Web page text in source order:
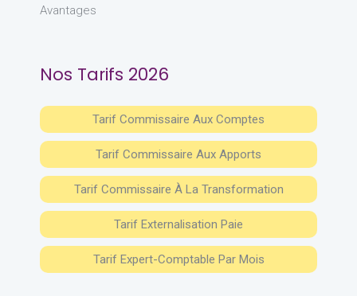
Avantages
Nos Tarifs 2026
Tarif Commissaire Aux Comptes
Tarif Commissaire Aux Apports
Tarif Commissaire À La Transformation
Tarif Externalisation Paie
Tarif Expert-Comptable Par Mois